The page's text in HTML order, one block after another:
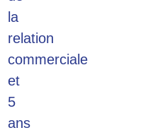
la
relation
commerciale
et
5
ans